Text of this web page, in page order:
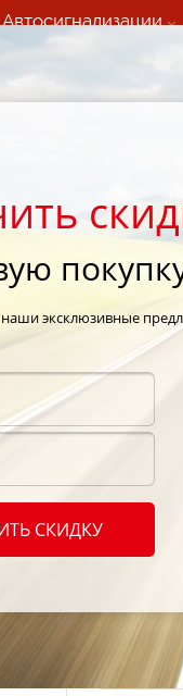
Автосигнализации
S
эксклюзивные
СКИДКУ